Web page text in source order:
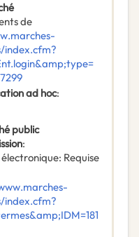
de
index.cfm?
ad hoc:
public
:
électronique: Requise
index.cfm?